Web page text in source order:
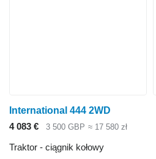
International 444 2WD
4 083 €
3 500 GBP ≈ 17 580 zł
Traktor - ciągnik kołowy